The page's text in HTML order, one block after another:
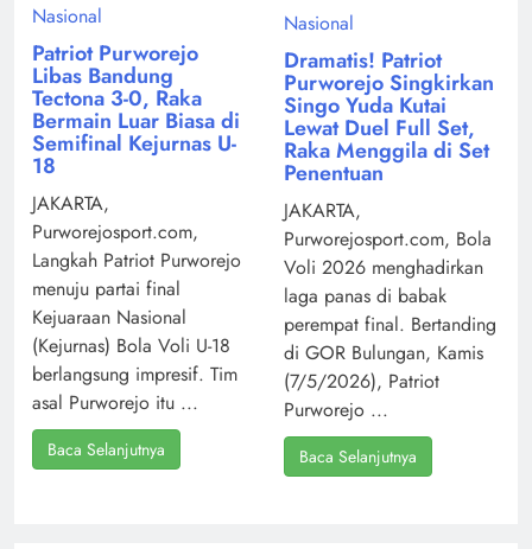
Nasional
Patriot Purworejo
Libas Bandung
Tectona 3-0, Raka
Bermain Luar Biasa di
Semifinal Kejurnas U-
18
JAKARTA,
Purworejosport.com,
Langkah Patriot Purworejo
menuju partai final
Kejuaraan Nasional
(Kejurnas) Bola Voli U-18
berlangsung impresif. Tim
asal Purworejo itu ...
Baca Selanjutnya
Nasional
Dramatis! Patriot
Purworejo Singkirkan
Singo Yuda Kutai
Lewat Duel Full Set,
Raka Menggila di Set
Penentuan
JAKARTA,
Purworejosport.com, Bola
Voli 2026 menghadirkan
laga panas di babak
perempat final. Bertanding
di GOR Bulungan, Kamis
(7/5/2026), Patriot
Purworejo ...
Baca Selanjutnya